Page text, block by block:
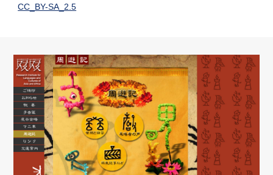
CC_BY-SA_2.5